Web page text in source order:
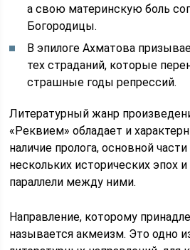
а свою материнскую боль
Богородицы.
В эпилоге Ахматова
тех страданий, которые
страшные годы репрессий.
Литературный жанр
«Реквием» обладает и
наличие пролога, основной
нескольких исторических эпох
параллели между ними.
Направление, которому
называется акмеизм. Это одно